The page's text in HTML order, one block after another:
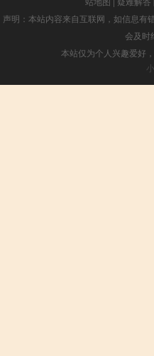
声明：本站内容来自互联网，如信息有
会及时
本站仅为个人兴趣爱好